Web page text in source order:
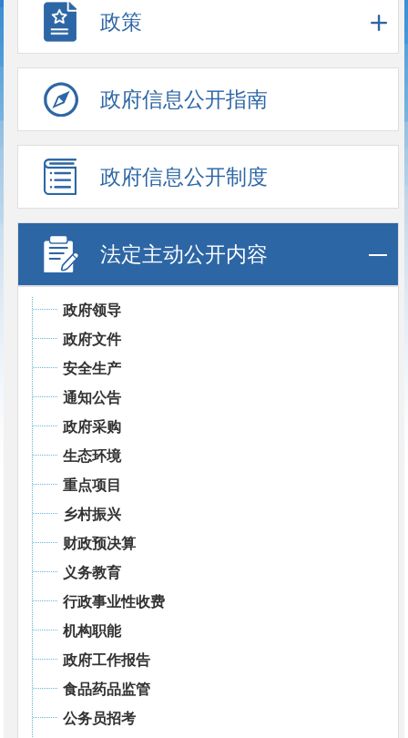
政策
政府信息公开指南
政府信息公开制度
法定主动公开内容
政府领导
政府文件
安全生产
通知公告
政府采购
生态环境
重点项目
乡村振兴
财政预决算
义务教育
行政事业性收费
机构职能
政府工作报告
食品药品监管
公务员招考